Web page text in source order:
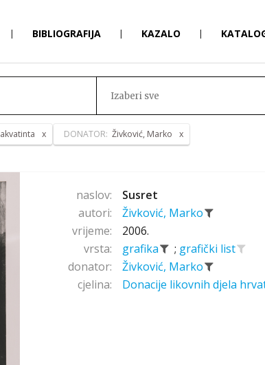
| BIBLIOGRAFIJA | KAZALO |
Izaberi sve
akvatinta DONATOR: Živković, Marko
naslov:
Susret
autori:
Živković, Marko
vrijeme:
2006.
vrsta:
grafika ; grafički list
donator:
Živković, Marko
cjelina:
Donacije likovnih djela